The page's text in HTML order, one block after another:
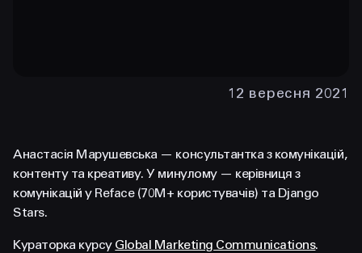
FACEBOOK LINKEDIN
12 вересня 2021
Анастасія Марушевська — консультантка з комунікацій,
контенту та креативу. У минулому — керівниця з
комунікацій у Reface (70М+ користувачів) та Django
Stars.
Кураторка курсу Global Marketing Communications.